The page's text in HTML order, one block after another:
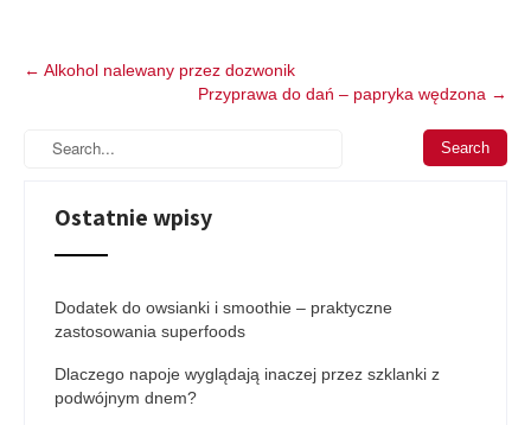
Post
← Alkohol nalewany przez dozwonik
Przyprawa do dań – papryka wędzona →
Ostatnie wpisy
Dodatek do owsianki i smoothie – praktyczne
zastosowania superfoods
Dlaczego napoje wyglądają inaczej przez szklanki z
podwójnym dnem?